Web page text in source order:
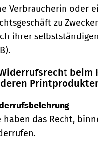
Verbraucherin oder
zu
ihrer
beim
haben das Recht,